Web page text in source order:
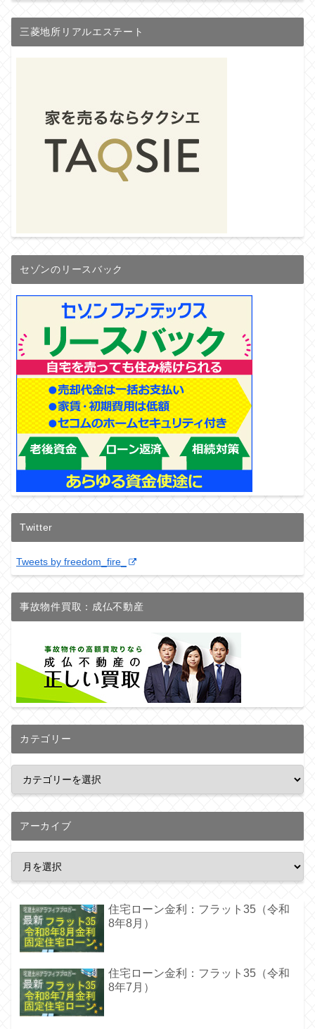
三菱地所リアルエステート
セゾンのリースバック
Twitter
Tweets by freedom_fire_
事故物件買取：成仏不動産
カテゴリー
アーカイブ
住宅ローン金利：フラット35（令和
8年8月）
住宅ローン金利：フラット35（令和
8年7月）